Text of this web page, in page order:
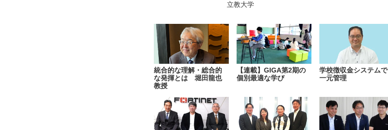
立教大学
統合的な理解・総合的
な発揮とは 堀田龍也
教授
【連載】GIGA第2期の
個別最適な学び
学校徴収金システムで
一元管理